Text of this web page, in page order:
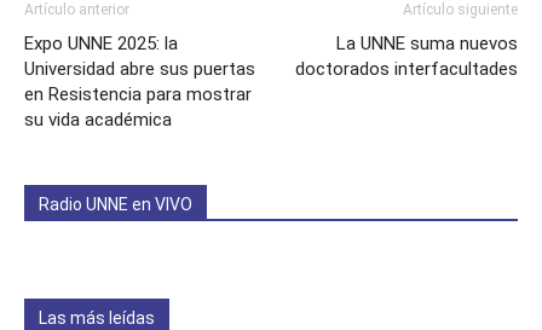
Artículo anterior
Expo UNNE 2025: la
Universidad abre sus puertas
en Resistencia para mostrar
su vida académica
Artículo siguiente
La UNNE suma nuevos
doctorados interfacultades
Radio UNNE en VIVO
Las más leídas